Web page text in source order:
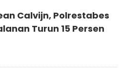
Calvijn, Polrestabes
Turun 15 Persen